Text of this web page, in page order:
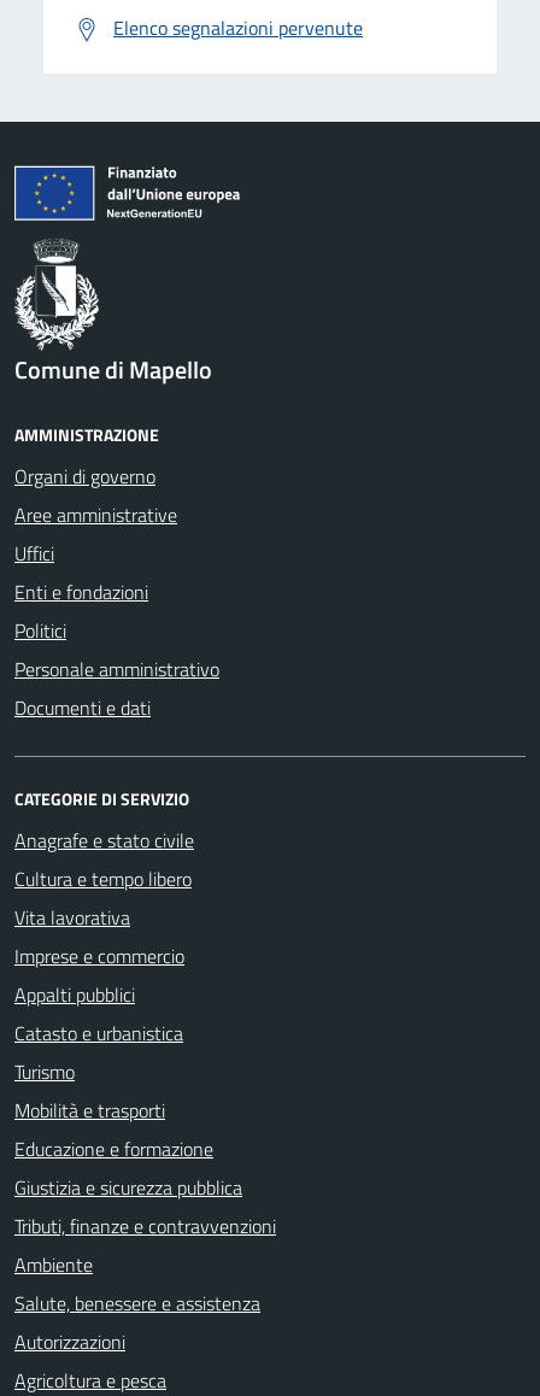
Elenco segnalazioni pervenute
Comune di Mapello
AMMINISTRAZIONE
Organi di governo
Aree amministrative
Uffici
Enti e fondazioni
Politici
Personale amministrativo
Documenti e dati
CATEGORIE DI SERVIZIO
Anagrafe e stato civile
Cultura e tempo libero
Vita lavorativa
Imprese e commercio
Appalti pubblici
Catasto e urbanistica
Turismo
Mobilità e trasporti
Educazione e formazione
Giustizia e sicurezza pubblica
Tributi, finanze e contravvenzioni
Ambiente
Salute, benessere e assistenza
Autorizzazioni
Agricoltura e pesca